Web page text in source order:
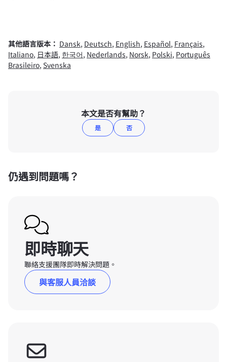
其他語言版本： Dansk, Deutsch, English, Español, Français,
Italiano, 日本語, 한국어, Nederlands, Norsk, Polski, Português
Brasileiro, Svenska
本文是否有幫助？
是 否
仍遇到問題嗎？
即時聊天
聯絡支援團隊即時解決問題。
與客服人員洽談